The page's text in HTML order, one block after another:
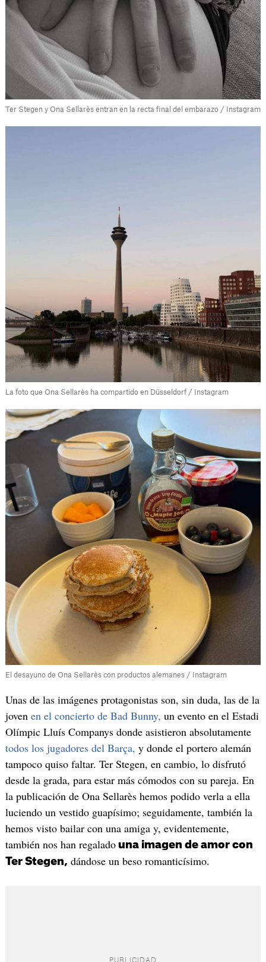
Ter Stegen y Ona Sellarès entran en la recta final del embarazo / Instagram
La foto que Ona Sellarès ha compartido en Düsseldorf / Instagram
El desayuno de Ona Sellarès con productos alemanes / Instagram
Unas de las imágenes protagonistas son, sin duda, las de la
jovenen el concierto de Bad Bunny, un evento en el Estadi
Olímpic Lluís Companys donde asistieron absolutamente
todos los jugadores del Barça, y donde el portero alemán
tampoco quiso faltar. Ter Stegen, en cambio, lo disfrutó
desde la grada, para estar más cómodos con su pareja. En
la publicación de Ona Sellarès hemos podido verla a ella
luciendo un vestido guapísimo; seguidamente, también la
hemos visto bailar con una amiga y, evidentemente,
también nos han regaladouna imagen de amor con
Ter Stegen, dándose un beso romanticísimo.